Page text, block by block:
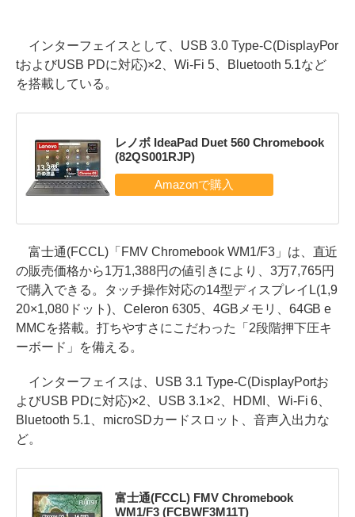
インターフェイスとして、USB 3.0 Type-C(DisplayPor
tおよびUSB PDに対応)×2、Wi-Fi 5、Bluetooth 5.1など
を搭載している。
レノボ IdeaPad Duet 560 Chromebook
(82QS001RJP)
富士通(FCCL)「FMV Chromebook WM1/F3」は、直近
の販売価格から1万1,388円の値引きにより、3万7,765円
で購入できる。タッチ操作対応の14型ディスプレイL(1,9
20×1,080ドット)、Celeron 6305、4GBメモリ、64GB e
MMCを搭載。打ちやすさにこだわった「2段階押下圧キ
ーボード」を備える。
インターフェイスは、USB 3.1 Type-C(DisplayPortお
よびUSB PDに対応)×2、USB 3.1×2、HDMI、Wi-Fi 6、
Bluetooth 5.1、microSDカードスロット、音声入出力な
ど。
富士通(FCCL) FMV Chromebook
WM1/F3 (FCBWF3M11T)